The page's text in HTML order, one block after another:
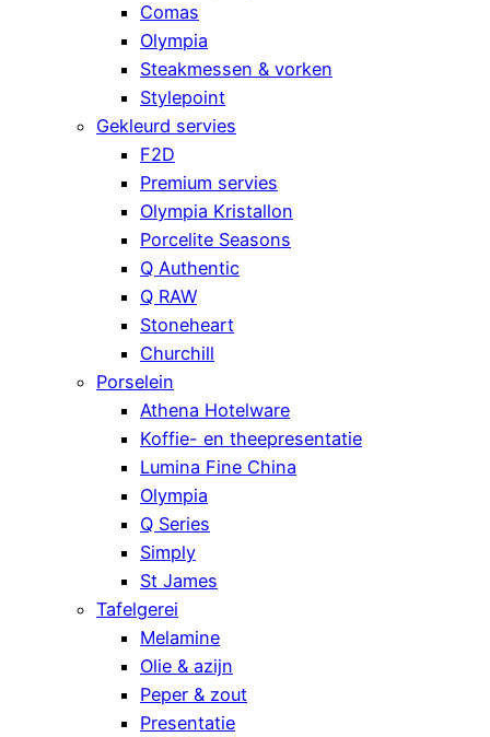
Comas
Olympia
Steakmessen & vorken
Stylepoint
Gekleurd servies
F2D
Premium servies
Olympia Kristallon
Porcelite Seasons
Q Authentic
Q RAW
Stoneheart
Churchill
Porselein
Athena Hotelware
Koffie- en theepresentatie
Lumina Fine China
Olympia
Q Series
Simply
St James
Tafelgerei
Melamine
Olie & azijn
Peper & zout
Presentatie